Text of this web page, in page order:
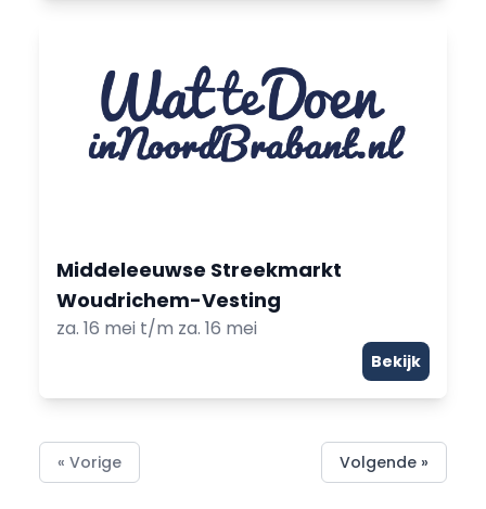
Middeleeuwse Streekmarkt
Woudrichem-Vesting
za. 16 mei t/m za. 16 mei
Bekijk
« Vorige Volgende »